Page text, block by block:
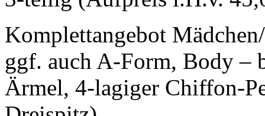
Komplettangebot
ggf. auch A-Form, Body –
Ärmel, 4-lagiger Chiffon-